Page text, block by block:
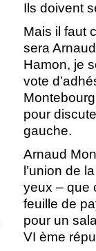
Ils doivent
Mais il faut
sera
Hamon, je
vote
pour
gauche.
Arnaud
l’union de
yeux – que
feuille de
pour un
VI ème